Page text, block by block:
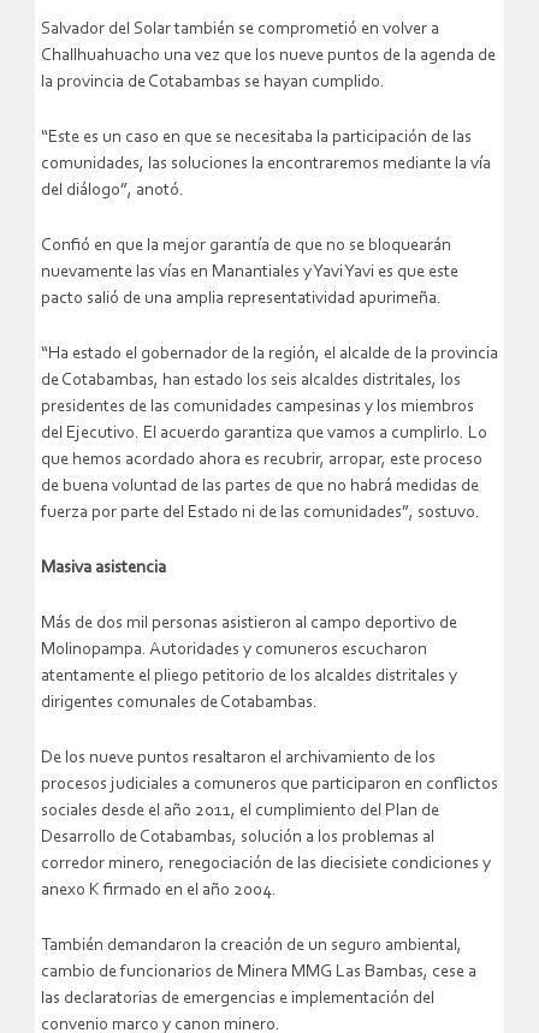
Salvador del Solar también se comprometió en volver a
Challhuahuacho una vez que los nueve puntos de la agenda de
la provincia de Cotabambas se hayan cumplido.
“Este es un caso en que se necesitaba la participación de las
comunidades, las soluciones la encontraremos mediante la vía
del diálogo”, anotó.
Confió en que la mejor garantía de que no se bloquearán
nuevamente las vías en Manantiales y Yavi Yavi es que este
pacto salió de una amplia representatividad apurimeña.
“Ha estado el gobernador de la región, el alcalde de la provincia
de Cotabambas, han estado los seis alcaldes distritales, los
presidentes de las comunidades campesinas y los miembros
del Ejecutivo. El acuerdo garantiza que vamos a cumplirlo. Lo
que hemos acordado ahora es recubrir, arropar, este proceso
de buena voluntad de las partes de que no habrá medidas de
fuerza por parte del Estado ni de las comunidades”, sostuvo.
Masiva asistencia
Más de dos mil personas asistieron al campo deportivo de
Molinopampa. Autoridades y comuneros escucharon
atentamente el pliego petitorio de los alcaldes distritales y
dirigentes comunales de Cotabambas.
De los nueve puntos resaltaron el archivamiento de los
procesos judiciales a comuneros que participaron en conflictos
sociales desde el año 2011, el cumplimiento del Plan de
Desarrollo de Cotabambas, solución a los problemas al
corredor minero, renegociación de las diecisiete condiciones y
anexo K firmado en el año 2004.
También demandaron la creación de un seguro ambiental,
cambio de funcionarios de Minera MMG Las Bambas, cese a
las declaratorias de emergencias e implementación del
convenio marco y canon minero.